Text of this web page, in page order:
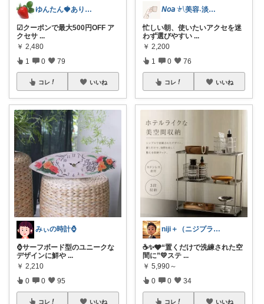
ゆんたん🍓ありがとう(୨୧•͈ᴗ•͈)
☑︎クーポンで最大500円OFF ア
クセサ ...
￥ 2,480
1 0 79
コレ いいね
みぃの時計⌚
⌚サーフボード型のユニークな
デザインに鮮や ...
￥ 2,210
0 0 95
コレ いいね
𝘕𝘰𝘢 𓍯美容˖淡色˖グレージュ
忙しい朝、使いたいアクセを迷
わず選びやすい ...
￥ 2,200
1 0 76
コレ いいね
niji＋（ニジプラス）感謝しています
☕✨🩶“置くだけで洗練された空
間に”💛ステ ...
￥ 5,990～
0 0 34
コレ いいね